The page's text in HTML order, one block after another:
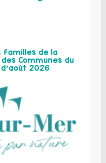
familles de la
Communes du
2026